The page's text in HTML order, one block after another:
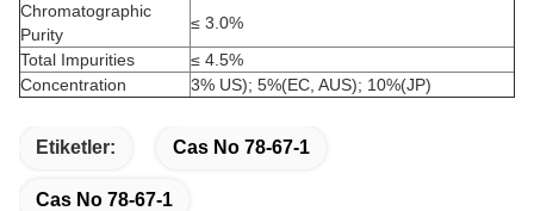
Chromatographic
Purity
≤ 3.0%
Total Impurities
≤ 4.5%
Concentration
3% US); 5%(EC, AUS); 10%(JP)
Etiketler: Cas No 78-67-1
Cas No 78-67-1